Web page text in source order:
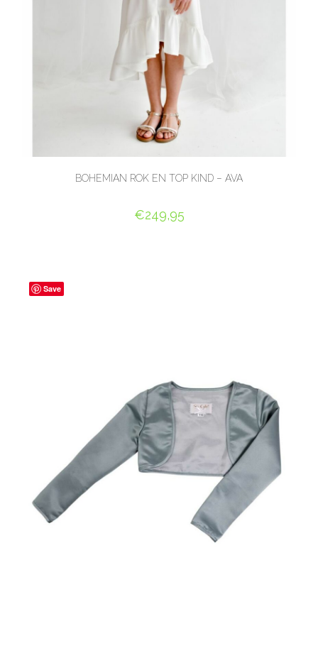
BOHEMIAN ROK EN TOP KIND – AVA
€249,95
Save